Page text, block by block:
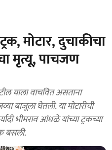
मोटार, दुचाकीचा
मृत्यू, पाचजण
याला वाचवित असताना
बाजूला घेतली. या मोटारीची
भीमराव आंधळे यांच्या ट्रकच्या
बसली.